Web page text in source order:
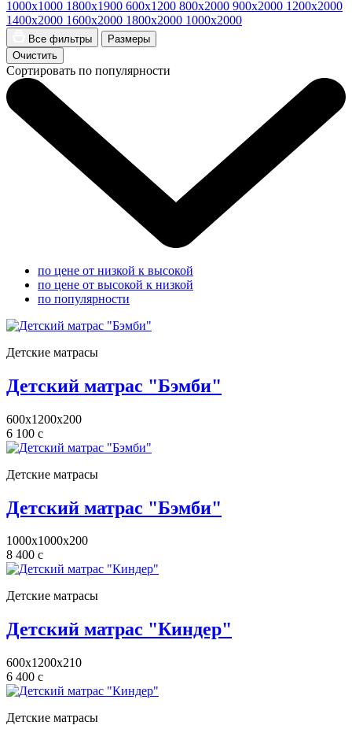
1000x1000 1800x1900 600x1200 800x2000 900x2000 1200x2000
1400x2000 1600x2000 1800x2000 1000x2000
Все фильтры
Размеры
Очистить
Сортировать по популярности
по цене от низкой к высокой
по цене от высокой к низкой
по популярности
Детские матрасы
Детский матрас "Бэмби"
600x1200x200
6 100 c
Детские матрасы
Детский матрас "Бэмби"
1000x1000x200
8 400 c
Детские матрасы
Детский матрас "Киндер"
600x1200x210
6 400 c
Детские матрасы